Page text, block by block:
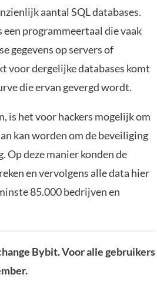
aantal SQL databases.
een programmeertaal die vaak
gegevens op servers of
voor dergelijke databases komt
die ervan gevergd wordt.
is het voor hackers mogelijk om
kan worden om de beveiliging
deze manier konden de
en vervolgens alle data hier
85.000 bedrijven en
Bybit. Voor alle gebruikers